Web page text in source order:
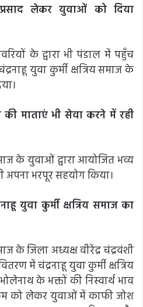
लेकर युवाओं को दिया
के द्वारा भी पंडाल में पहुँच
युवा कुर्मी क्षत्रिय समाज के
की माताएं भी सेवा करने में रही
के युवाओं द्वारा आयोजित भव्य
अपना भरपूर सहयोग किया।
युवा कुर्मी क्षत्रिय समाज का
के जिला अध्यक्ष वीरेंद्र चंद्रवंशी
में चंद्रनाहू युवा कुर्मी क्षत्रिय
के भक्तों की निस्वार्थ भाव
को लेकर युवाओं में काफी जोश